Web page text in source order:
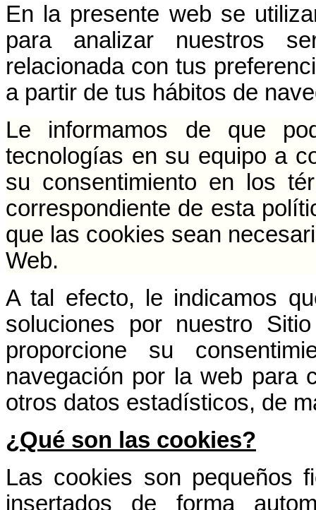
En la presente web se
para analizar nuestros
relacionada con tus
a partir de tus hábitos de
Le informamos de que
tecnologías en su equipo a
su consentimiento en los
correspondiente de esta
que las cookies sean
Web.
A tal efecto, le indicamos
soluciones por nuestro
proporcione su
navegación por la web para
otros datos estadísticos, de
¿Qué son las cookies?
Las cookies son pequeños
insertados de forma